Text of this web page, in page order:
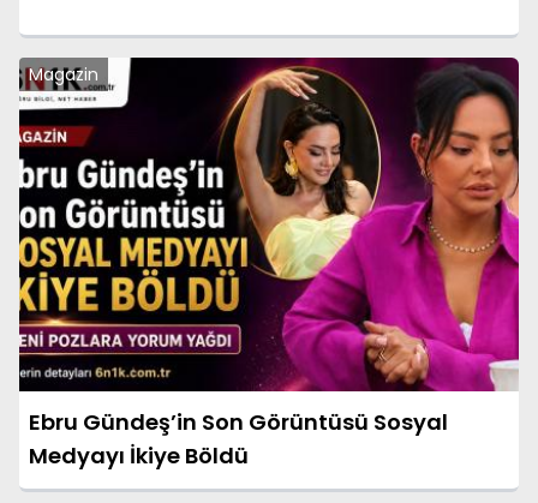
Magazin
Ebru Gündeş’in Son Görüntüsü Sosyal
Medyayı İkiye Böldü